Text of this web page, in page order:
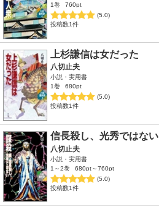
1巻
760pt
(5.0)
投稿数1件
上杉謙信は女だった
八切止夫
小説・実用書
1巻
680pt
(5.0)
投稿数1件
信長殺し、光秀ではない
八切止夫
小説・実用書
1～2巻
680pt～760pt
(5.0)
投稿数1件